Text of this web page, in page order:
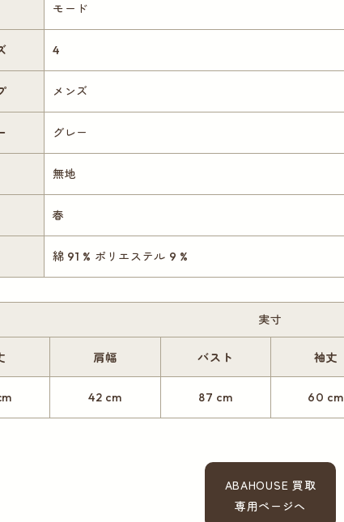
モード
4
メンズ
グレー
無地
春
綿 91 % ポリエステル 9 %
実寸
肩幅
42 cm
バスト
87 cm
袖丈
60 cm
ABAHOUSE 買取
専用ページへ